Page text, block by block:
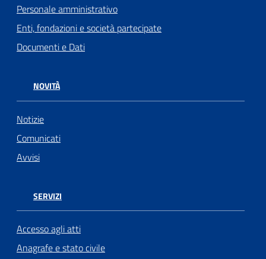
Personale amministrativo
Enti, fondazioni e società partecipate
Documenti e Dati
NOVITÀ
Notizie
Comunicati
Avvisi
SERVIZI
Accesso agli atti
Anagrafe e stato civile